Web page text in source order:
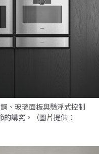
、玻璃面板與懸浮式控制
講究。（圖片提供：